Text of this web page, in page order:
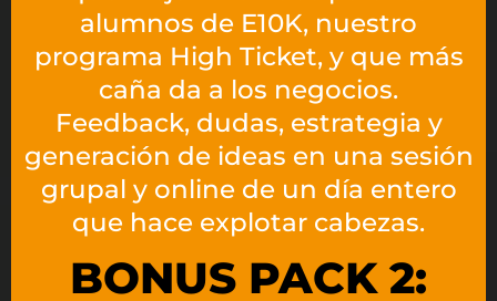
alumnos de E10K, nuestro
programa High Ticket, y que más
caña da a los negocios.
Feedback, dudas, estrategia y
generación de ideas en una sesión
grupal y online de un día entero
que hace explotar cabezas.
BONUS PACK 2: